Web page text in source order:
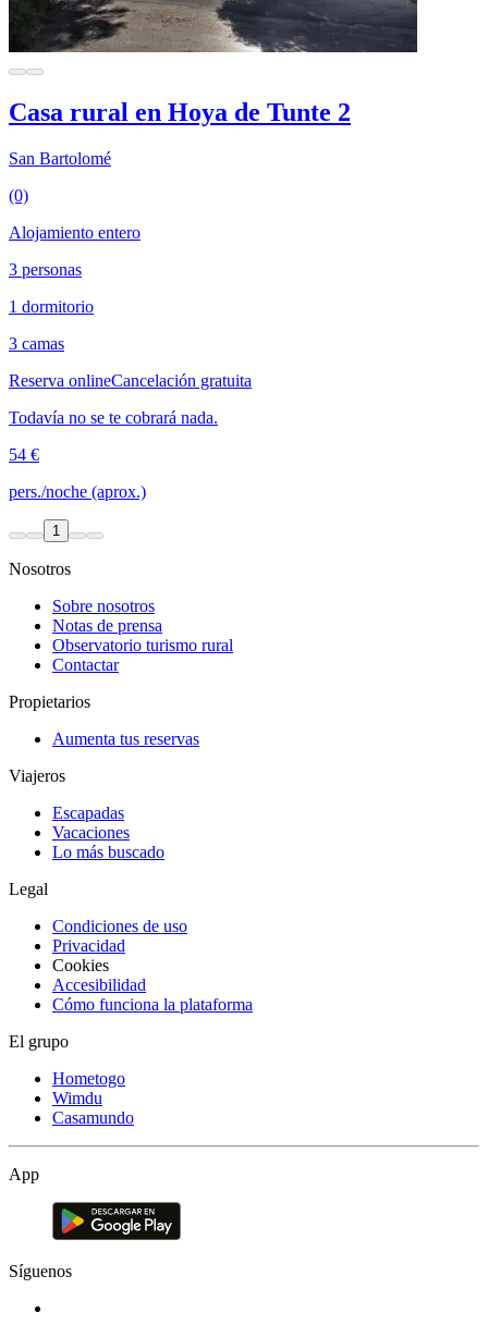
Casa rural en Hoya de Tunte 2
San Bartolomé
(0)
Alojamiento entero
3 personas
1 dormitorio
3 camas
Reserva onlineCancelación gratuita
Todavía no se te cobrará nada.
54 €
pers./noche (aprox.)
1
Nosotros
Sobre nosotros
Notas de prensa
Observatorio turismo rural
Contactar
Propietarios
Aumenta tus reservas
Viajeros
Escapadas
Vacaciones
Lo más buscado
Legal
Condiciones de uso
Privacidad
Cookies
Accesibilidad
Cómo funciona la plataforma
El grupo
Hometogo
Wimdu
Casamundo
App
Síguenos